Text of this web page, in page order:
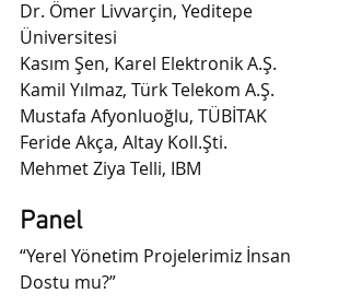
Dr. Ömer Livvarçin, Yeditepe
Üniversitesi
Kasım Şen, Karel Elektronik A.Ş.
Kamil Yılmaz, Türk Telekom A.Ş.
Mustafa Afyonluoğlu, TÜBİTAK
Feride Akça, Altay Koll.Şti.
Mehmet Ziya Telli, IBM
Panel
“Yerel Yönetim Projelerimiz İnsan
Dostu mu?”